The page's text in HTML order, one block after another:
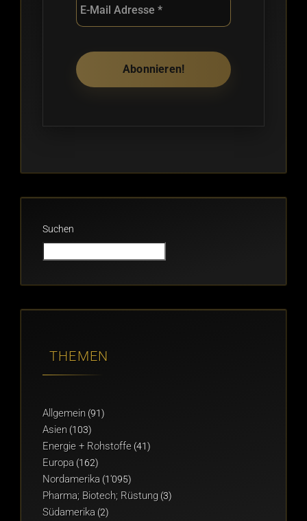
Suchen
THEMEN
Allgemein (91)
Asien (103)
Energie + Rohstoffe (41)
Europa (162)
Nordamerika (1'095)
Pharma; Biotech; Rüstung (3)
Südamerika (2)